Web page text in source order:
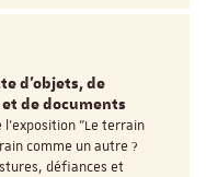
d'objets, de
de documents
l'exposition "Le terrain
comme un autre ?
défiances et